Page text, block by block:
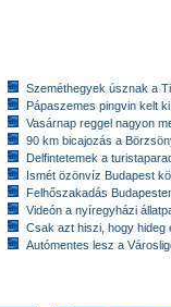
Szeméthegyek úsznak a
Pápaszemes pingvin kelt
Vasárnap reggel nagyon
90 km bicajozás a
Delfintetemek a
Ismét özönvíz Budapest
Felhőszakadás
Videón a nyíregyházi
Csak azt hiszi, hogy hideg
Autómentes lesz a